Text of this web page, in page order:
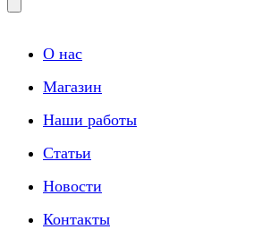
О нас
Магазин
Наши работы
Статьи
Новости
Контакты